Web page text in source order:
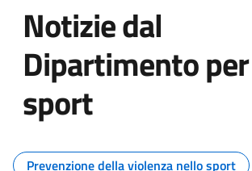
Notizie dal
Dipartimento
sport
Prevenzione della violenza nello sport